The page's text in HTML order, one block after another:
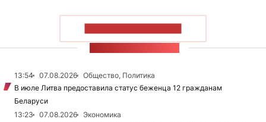
13:54 07.08.2026
Общество, Политика
В июле Литва предоставила статус беженца 12 гражданам
Беларуси
13:23
07.08.2026
Экономика